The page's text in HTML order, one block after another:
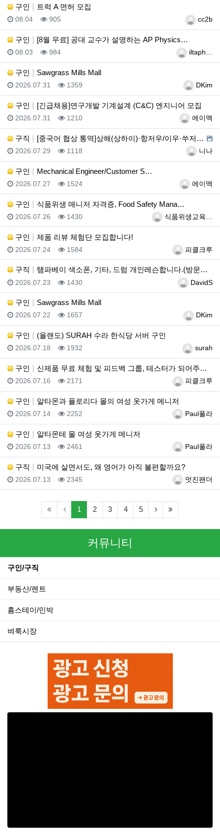
구인 트럭 A 면허 모집
등록자cc2b
등록일
08.04 조회
905
구인 [8월 무료] 공대 교수가 설명하는 AP Physics…
등록자iltaph…
등록일
08.03 조회
984
구인 Sawgrass Mills Mall
등록자DKim
등록일
2026.07.31 조회
1359
구인 [긴급채용]연구개발 기계설계 (C&C) 엔지니어 모집
등록자에이맥
등록일
2026.07.31 조회
1210
구직 [중국어 협상 통역]상해(상하이)·항저우/이우·쑤저우 …
등록자니나
등록일
2026.07.29 조회
1118
구인 Mechanical Engineer/Customer S…
등록자에이맥
등록일
2026.07.27 조회
1524
구인 식품위생 매니저 자격증, Food Safety Mana…
등록자식품위생교육…
등록일
2026.07.26 조회
1430
구인 제품 리뷰 체험단 모집합니다!
등록자피클크루
등록일
2026.07.24 조회
1584
구직 탬파베이 색소폰, 기타, 드럼 개인레슨합니다.(방문레슨…
등록자DavidS
등록일
2026.07.23 조회
1430
구인 Sawgrass Mills Mall
등록자DKim
등록일
2026.07.22 조회
1657
구인 (올랜도) SURAH 수라 한식당 서버 구인
등록자surah
등록일
2026.07.18 조회
1932
구인 신제품 무료 체험 및 피드백 그룹, 테스터가 되어주세요…
등록자피클크루
등록일
2026.07.16 조회
2171
구인 알타몬과 플로리다 몰의 여성 옷가게 메니저
등록자Paul폴라
등록일
2026.07.14 조회
2252
구인 알타몬테 몰 여성 옷가게 메니저
등록자Paul폴라
등록일
2026.07.13 조회
2461
구직 미국에 살면서도, 왜 영어가 아직 불편할까요?
등록자멋진팬더
등록일
2026.07.13 조회
2345
1 (current)
2 3 4 5 (next)
커뮤니티
구인/구직
부동산/렌트
홈스테이/민박
벼룩시장